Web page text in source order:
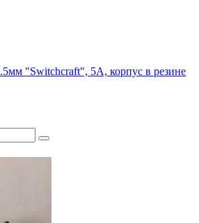
"Switchcraft", 5А, корпус в резине